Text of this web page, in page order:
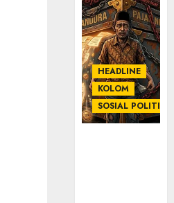
HEADLINE
KOLOM
SOSIAL POLITIK